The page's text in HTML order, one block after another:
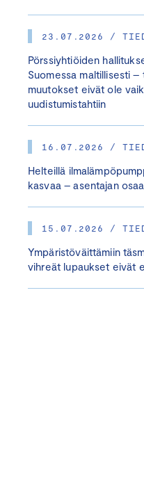
23.07.2026 /
Pörssiyhtiöiden
Suomessa maltillisesti
muutokset eivät ole
uudistumistahtiin
16.07.2026 /
Helteillä
kasvaa – asentajan
15.07.2026 /
Ympäristöväittämiin
vihreät lupaukset eivät